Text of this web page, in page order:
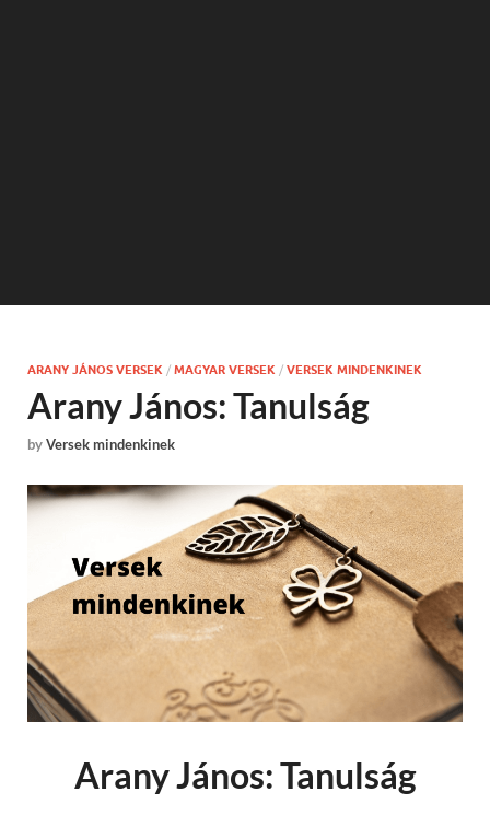
ARANY JÁNOS VERSEK / MAGYAR VERSEK / VERSEK MINDENKINEK
Arany János: Tanulság
byVersek mindenkinek
Arany János: Tanulság